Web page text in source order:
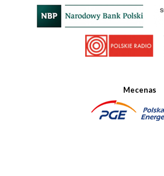
Mecenas